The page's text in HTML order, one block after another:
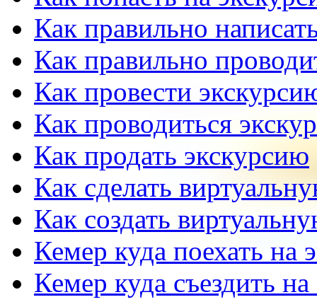
Как правильно
Как правильно
Как провести
Как проводиться
Как продать экскурсию
Как сделать
Как создать
Кемер куда поехать на
Кемер куда съездить